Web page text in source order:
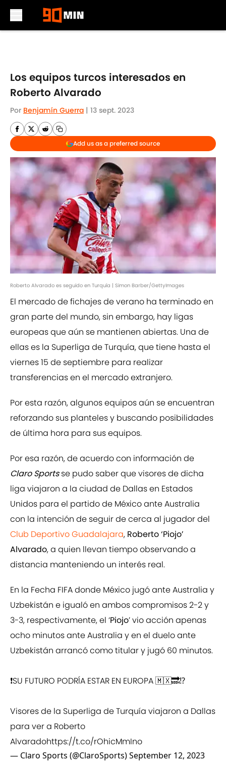
Los equipos turcos interesados en
Roberto Alvarado
Por Benjamín Guerra | 13 sept. 2023
Add us as a preferred source
Roberto Alvarado es seguido en Turquía | Simon Barber/GettyImages
El mercado de fichajes de verano ha terminado en
gran parte del mundo, sin embargo, hay ligas
europeas que aún se mantienen abiertas. Una de
ellas es la Superliga de Turquía, que tiene hasta el
viernes 15 de septiembre para realizar
transferencias en el mercado extranjero.
Por esta razón, algunos equipos aún se encuentran
reforzando sus planteles y buscando posibilidades
de última hora para sus equipos.
Por esa razón, de acuerdo con información de
Claro Sportsse pudo saber que visores de dicha
liga viajaron a la ciudad de Dallas en Estados
Unidos para el partido de México ante Australia
con la intención de seguir de cerca al jugador del
Club Deportivo Guadalajara, Roberto ‘Piojo’
Alvarado, a quien llevan tiempo observando a
distancia manteniendo un interés real.
En la Fecha FIFA donde México jugó ante Australia y
Uzbekistán e igualó en ambos compromisos 2-2 y
3-3, respectivamente, el ‘Piojo’ vio acción apenas
ocho minutos ante Australia y en el duelo ante
Uzbekistán arrancó como titular y jugó 60 minutos.
❗️SU FUTURO PODRÍA ESTAR EN EUROPA 🇲🇽🔜⁉️
Visores de la Superliga de Turquía viajaron a Dallas
para ver a Roberto
Alvaradohttps://t.co/rOhicMmIno
— Claro Sports (@ClaroSports)September 12, 2023